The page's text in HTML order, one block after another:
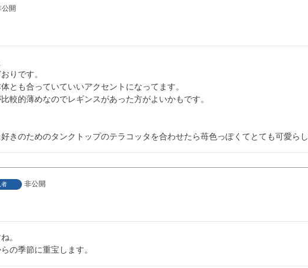
公開
りです。
とも合っていていいアクセントになってます。
較的薄めなのでレギンスがあった方がよいかもです。
きのためのタンクトップのテラコッタを合わせたら苺色っぽくてとても可愛ら
者
非公開
。
の季節に重宝します。